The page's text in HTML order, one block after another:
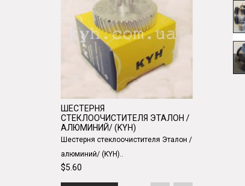
ШЕСТЕРНЯ
СТЕКЛООЧИСТИТЕЛЯ ЭТАЛОН /
АЛЮМИНИЙ/ (KYH)
Шестерня стеклоочистителя Эталон /
алюминий/ (KYH)..
$5.60